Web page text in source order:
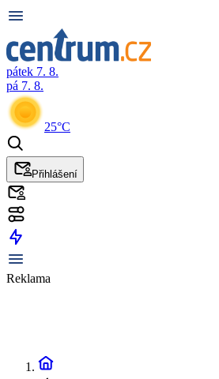
pátek 7. 8.
pá 7. 8.
25°C
Přihlášení
Reklama